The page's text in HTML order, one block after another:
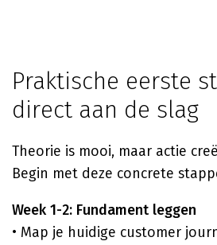
Praktische eerste
direct aan de slag
Theorie is mooi, maar actie
Begin met deze concrete
Week 1-2: Fundament leggen
• Map je huidige customer